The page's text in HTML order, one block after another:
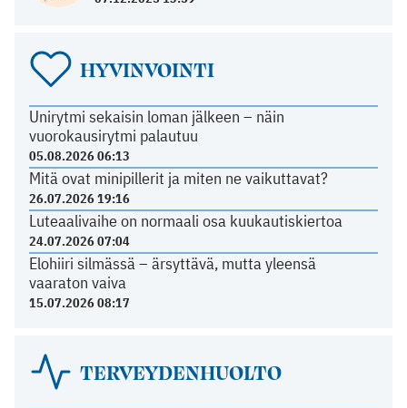
HYVINVOINTI
Unirytmi sekaisin loman jälkeen – näin
vuorokausirytmi palautuu
05.08.2026 06:13
Mitä ovat minipillerit ja miten ne vaikuttavat?
26.07.2026 19:16
Luteaalivaihe on normaali osa kuukautiskiertoa
24.07.2026 07:04
Elohiiri silmässä – ärsyttävä, mutta yleensä
vaaraton vaiva
15.07.2026 08:17
TERVEYDENHUOLTO